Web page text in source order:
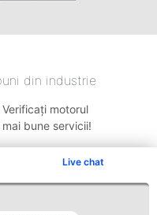
Live chat
din industrie
motorul
bune servicii!